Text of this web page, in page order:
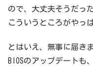
ので、大丈夫そうだった
こういうところがやっ
とはいえ、無事に届き
BIOSのアップデートも